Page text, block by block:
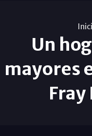
Un
mayores